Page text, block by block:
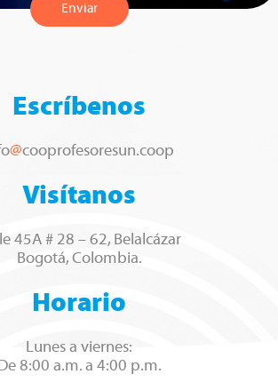
Enviar
Escríbenos
@cooprofesoresun.coop
Visítanos
45A # 28 – 62, Belalcázar
Bogotá, Colombia.
Horario
Lunes a viernes:
8:00 a.m. a 4:00 p.m.